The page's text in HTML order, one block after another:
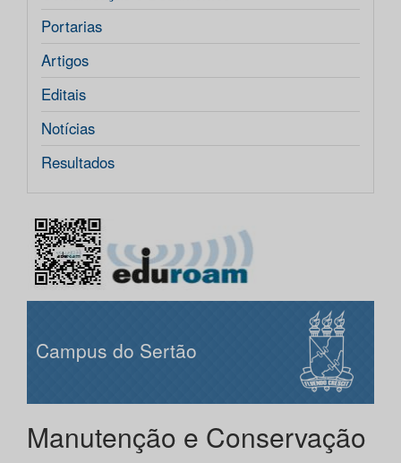
Portarias
Artigos
Editais
Notícias
Resultados
Campus do Sertão
Manutenção e Conservação